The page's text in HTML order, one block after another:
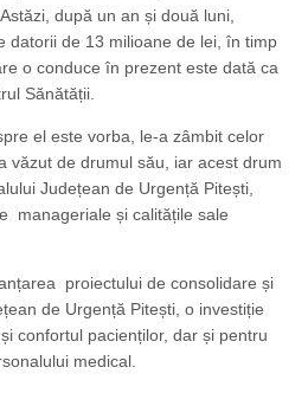
după un an și două luni,
datorii de 13 milioane de lei, în timp
o conduce în prezent este dată ca
Sănătății.
el este vorba, le-a zâmbit celor
văzut de drumul său, iar acest drum
Județean de Urgență Pitești,
manageriale și calitățile sale
proiectului de consolidare și
de Urgență Pitești, o investiție
confortul pacienților, dar și pentru
medical.